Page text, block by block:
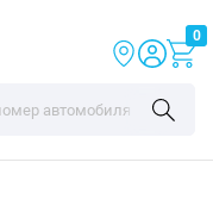
0